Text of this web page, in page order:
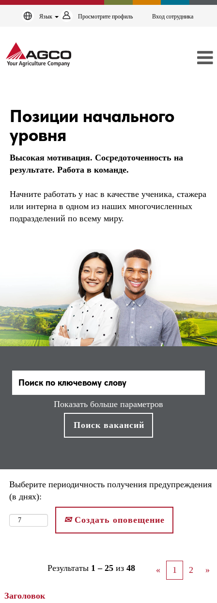
Язык Просмотрите профиль Вход сотрудника
RUПозиции начального
уровня
Высокая мотивация. Сосредоточенность на
результате. Работа в команде.
Начните работать у нас в качестве ученика, стажера
или интерна в одном из наших многочисленных
подразделений по всему миру.
Показать больше параметров
Выберите периодичность получения предупреждения
(в днях):
Создать оповещение
Результаты 1 – 25 из 48 « 1 2 »
Заголовок